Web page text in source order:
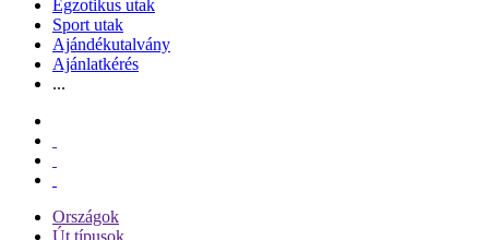
Egzotikus utak
Sport utak
Ajándékutalvány
Ajánlatkérés
...
Országok
Út típusok